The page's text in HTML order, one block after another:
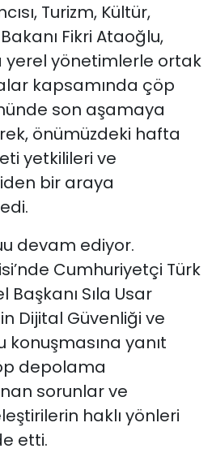
Turizm, Kültür,
Fikri Ataoğlu,
yerel yönetimlerle ortak
kapsamında çöp
son aşamaya
önümüzdeki hafta
yetkilileri ve
bir araya
devam ediyor.
Cumhuriyetçi Türk
Başkanı Sıla Usar
Dijital Güvenliği ve
konuşmasına yanıt
depolama
sorunlar ve
haklı yönleri
etti.